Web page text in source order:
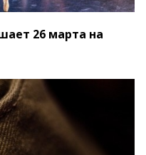
26 марта на